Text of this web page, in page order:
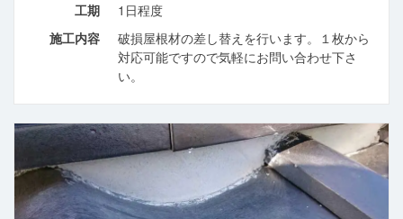
工期
1日程度
施工内容
破損屋根材の差し替えを行います。１枚から
対応可能ですので気軽にお問い合わせ下さ
い。